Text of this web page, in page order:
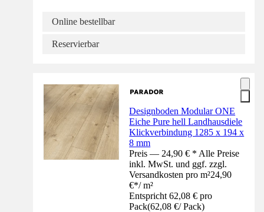
Online bestellbar
Reservierbar
Designboden Modular ONE
Eiche Pure hell Landhausdiele
Klickverbindung 1285 x 194 x
8 mm
Preis — 24,90 € * Alle Preise
inkl. MwSt. und ggf. zzgl.
Versandkosten pro m²24,90
€*/ m²
Entspricht 62,08 € pro
Pack(62,08 €/ Pack)